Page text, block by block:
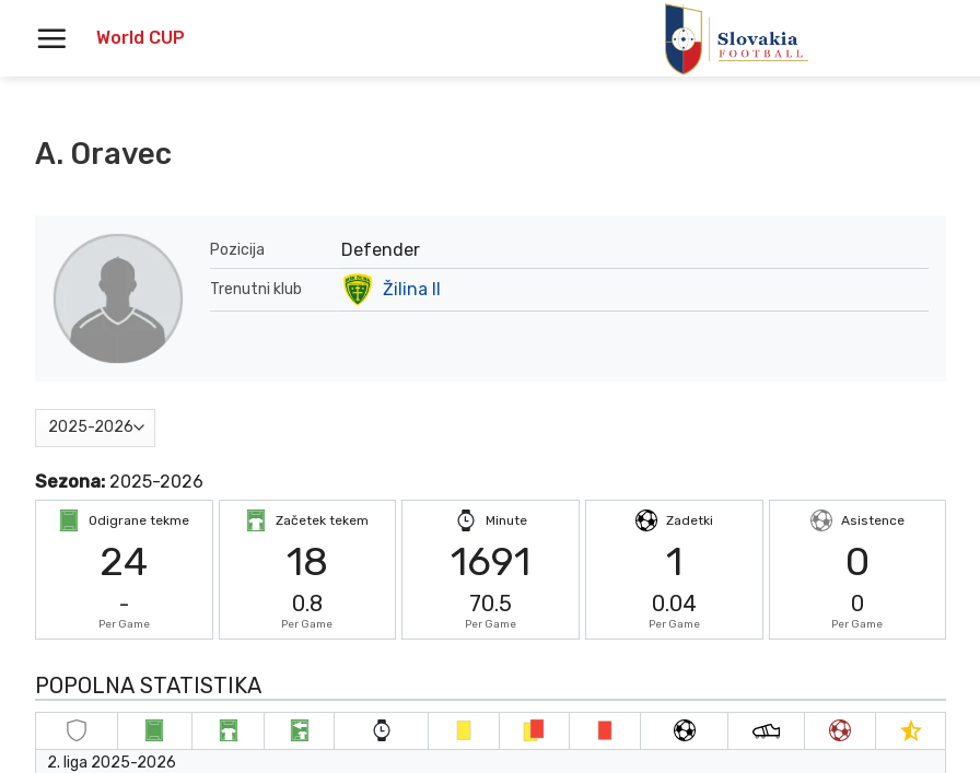
World CUP
A. Oravec
Pozicija Defender
Trenutni klub Žilina II
Sezona: 2025-2026
Odigrane tekme
24
-
Per Game
Začetek tekem
18
0.8
Per Game
Minute
1691
70.5
Per Game
Zadetki
1
0.04
Per Game
Asistence
0
0
Per Game
POPOLNA STATISTIKA
2. liga 2025-2026